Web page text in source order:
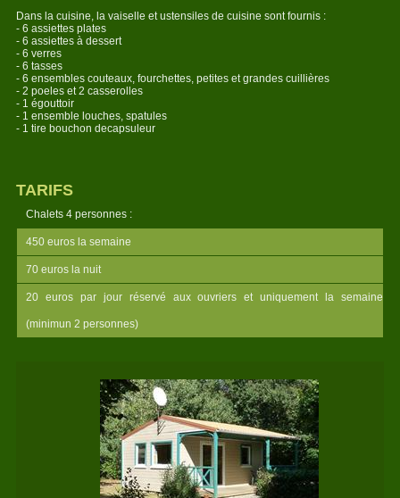
Dans la cuisine, la vaiselle et ustensiles de cuisine sont fournis :
- 6 assiettes plates
- 6 assiettes à dessert
- 6 verres
- 6 tasses
- 6 ensembles couteaux, fourchettes, petites et grandes cuillières
- 2 poeles et 2 casserolles
- 1 égouttoir
- 1 ensemble louches, spatules
- 1 tire bouchon decapsuleur
TARIFS
Chalets 4 personnes :
450 euros la semaine
70 euros la nuit
20 euros par jour réservé aux ouvriers et uniquement la semaine
(minimun 2 personnes)